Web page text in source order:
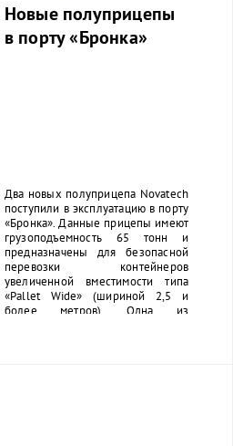
Новые полуприцепы
в порту «Бронка»
Два новых полуприцепа Novatech
поступили в эксплуатацию в порту
«Бронка». Данные прицепы имеют
грузоподъемность 65 тонн и
предназначены для безопасной
перевозки контейнеров
увеличенной вместимости типа
«Pallet Wide» (шириной 2,5 и
более метров). Одна из